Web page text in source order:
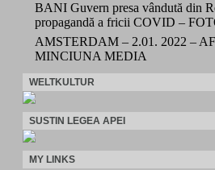
BANI Guvern presa vândută din
propagandă a fricii COVID –
AMSTERDAM – 2.01. 2022 –
MINCIUNA MEDIA
WELTKULTUR
SUSTIN LEGEA APEI
MY LINKS